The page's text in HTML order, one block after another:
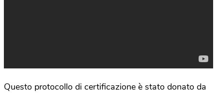
Questo protocollo di certificazione è stato donato da